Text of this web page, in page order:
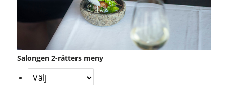
Salongen 2-rätters meny